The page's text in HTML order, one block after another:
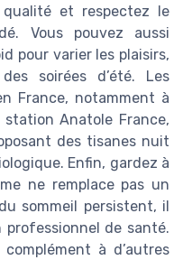
et respectez le
Vous pouvez aussi
pour varier les plaisirs,
soirées d’été. Les
France, notamment à
Anatole France,
des tisanes nuit
Enfin, gardez à
ne remplace pas un
sommeil persistent, il
de santé.
à d’autres